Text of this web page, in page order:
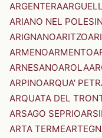
ARGENTERA
ARIANO NEL
ARIGNANOARITZO
ARMENOARMENTO
ARNESANOAROLA
ARPINOARQUA'
ARQUATA DEL
ARSAGO SEPRIO
ARTA TERME